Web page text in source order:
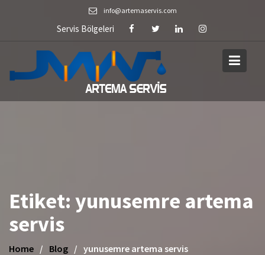
info@artemaservis.com
Servis Bölgeleri
Etiket: yunusemre artema
servis
Home Blog yunusemre artema servis